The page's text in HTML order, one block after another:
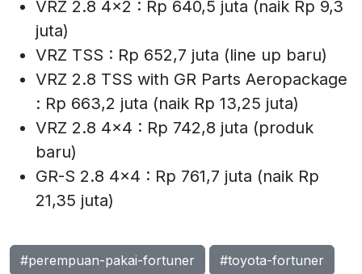
VRZ 2.8 4x2 : Rp 640,5 juta (naik Rp 9,3
juta)
VRZ TSS : Rp 652,7 juta (line up baru)
VRZ 2.8 TSS with GR Parts Aeropackage
: Rp 663,2 juta (naik Rp 13,25 juta)
VRZ 2.8 4x4 : Rp 742,8 juta (produk
baru)
GR-S 2.8 4x4 : Rp 761,7 juta (naik Rp
21,35 juta)
#perempuan-pakai-fortuner #toyota-fortuner